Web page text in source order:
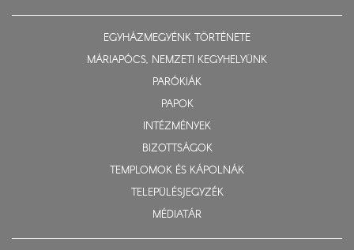
EGYHÁZMEGYÉNK TÖRTÉNETE
MÁRIAPÓCS, NEMZETI KEGYHELYÜNK
PARÓKIÁK
PAPOK
INTÉZMÉNYEK
BIZOTTSÁGOK
TEMPLOMOK ÉS KÁPOLNÁK
TELEPÜLÉSJEGYZÉK
MÉDIATÁR